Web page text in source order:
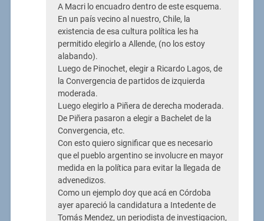
A Macri lo encuadro dentro de este esquema.
En un país vecino al nuestro, Chile, la
existencia de esa cultura política les ha
permitido elegirlo a Allende, (no los estoy
alabando).
Luego de Pinochet, elegir a Ricardo Lagos, de
la Convergencia de partidos de izquierda
moderada.
Luego elegirlo a Piñera de derecha moderada.
De Piñera pasaron a elegir a Bachelet de la
Convergencia, etc.
Con esto quiero significar que es necesario
que el pueblo argentino se involucre en mayor
medida en la política para evitar la llegada de
advenedizos.
Como un ejemplo doy que acá en Córdoba
ayer apareció la candidatura a Intedente de
Tomás Mendez, un periodista de investigacion,